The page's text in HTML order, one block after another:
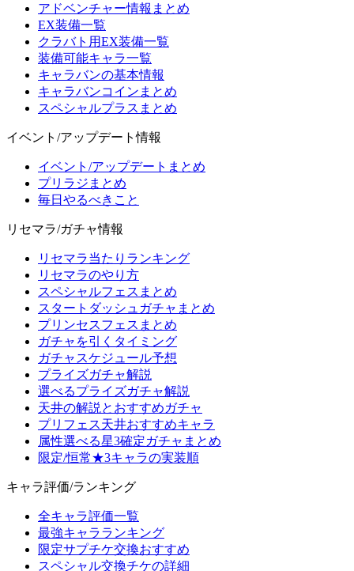
アドベンチャー情報まとめ
EX装備一覧
クラバト用EX装備一覧
装備可能キャラ一覧
キャラバンの基本情報
キャラバンコインまとめ
スペシャルプラスまとめ
イベント/アップデート情報
イベント/アップデートまとめ
プリラジまとめ
毎日やるべきこと
リセマラ/ガチャ情報
リセマラ当たりランキング
リセマラのやり方
スペシャルフェスまとめ
スタートダッシュガチャまとめ
プリンセスフェスまとめ
ガチャを引くタイミング
ガチャスケジュール予想
プライズガチャ解説
選べるプライズガチャ解説
天井の解説とおすすめガチャ
プリフェス天井おすすめキャラ
属性選べる星3確定ガチャまとめ
限定/恒常★3キャラの実装順
キャラ評価/ランキング
全キャラ評価一覧
最強キャラランキング
限定サプチケ交換おすすめ
スペシャル交換チケの詳細